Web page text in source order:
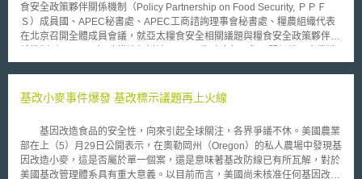
食安全政策夥伴關係機制（Policy Partnership on Food Security, ＰＰＦ
Ｓ）成員國、APEC秘書處、APEC工商諮詢理事會秘書處、糧農組織代表
在北京召開全體成員會議，就亞太糧食安全相關議題與糧食安全政策夥伴關
通對話之平台，係APEC解決亞太糧食安全所建構之機制，茲就本次會議作
係機制（ＰＰＦＳ）全於會中作成3項倡議：第一，加強APEC成員糧農政
消除貿易壁壘促進糧農貿易。第三，加強各政府、產業與個體農民交流，促
進私部門參與糧食安全之商業模式，以利亞太糧食安全之永續。相關糧食安
全議題及合作方向包括：糧食生產與技術移轉跨國合作；糧食儲備、供應鏈
及降低糧損技術之交流與合作和貿易合作、投資與基礎建設等。 2.本次會議
基改小麥事件爆發 基改標示議題再上火線
基因改造食品的安全性，向來引起全球關注，各界爭議不休。美國農業
部在上（5）月29日公開表示，在奧勒岡州（Oregon）的私人農場中發現基
因改造小麥，這是否屬於單一個案，還是意味著基改防線已有所瓦解，對於
美國基改管理體系具有重大意義。以目前而言，美國尚未核准任何基因改造